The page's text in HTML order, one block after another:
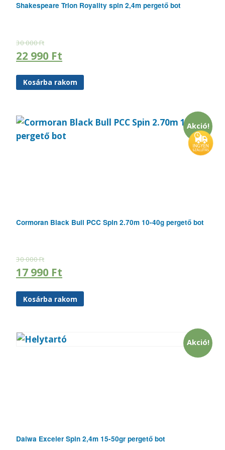
Shakespeare Trion Royality spin 2,4m pergető bot
30 000Ft
22 990 Ft
Kosárba rakom
Akció!
Cormoran Black Bull PCC Spin 2.70m 10-40g pergető bot
30 000Ft
17 990 Ft
Kosárba rakom
Akció!
Daiwa Exceler Spin 2,4m 15-50gr pergető bot